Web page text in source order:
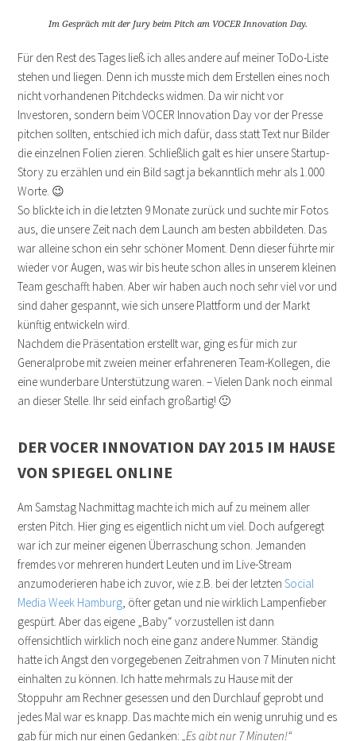
Im Gespräch mit der Jury beim Pitch am VOCER Innovation Day.
Für den Rest des Tages ließ ich alles andere auf meiner ToDo-Liste
stehen und liegen. Denn ich musste mich dem Erstellen eines noch
nicht vorhandenen Pitchdecks widmen. Da wir nicht vor
Investoren, sondern beim VOCER Innovation Day vor der Presse
pitchen sollten, entschied ich mich dafür, dass statt Text nur Bilder
die einzelnen Folien zieren. Schließlich galt es hier unsere Startup-
Story zu erzählen und ein Bild sagt ja bekanntlich mehr als 1.000
Worte. 😉
So blickte ich in die letzten 9 Monate zurück und suchte mir Fotos
aus, die unsere Zeit nach dem Launch am besten abbildeten. Das
war alleine schon ein sehr schöner Moment. Denn dieser führte mir
wieder vor Augen, was wir bis heute schon alles in unserem kleinen
Team geschafft haben. Aber wir haben auch noch sehr viel vor und
sind daher gespannt, wie sich unsere Plattform und der Markt
künftig entwickeln wird.
Nachdem die Präsentation erstellt war, ging es für mich zur
Generalprobe mit zweien meiner erfahreneren Team-Kollegen, die
eine wunderbare Unterstützung waren. – Vielen Dank noch einmal
an dieser Stelle. Ihr seid einfach großartig! 🙂
DER VOCER INNOVATION DAY 2015 IM HAUSE
VON SPIEGEL ONLINE
Am Samstag Nachmittag machte ich mich auf zu meinem aller
ersten Pitch. Hier ging es eigentlich nicht um viel. Doch aufgeregt
war ich zur meiner eigenen Überraschung schon. Jemanden
fremdes vor mehreren hundert Leuten und im Live-Stream
anzumoderieren habe ich zuvor, wie z.B. bei der letztenSocial
Media Week Hamburg, öfter getan und nie wirklich Lampenfieber
gespürt. Aber das eigene „Baby“ vorzustellen ist dann
offensichtlich wirklich noch eine ganz andere Nummer. Ständig
hatte ich Angst den vorgegebenen Zeitrahmen von 7 Minuten nicht
einhalten zu können. Ich hatte mehrmals zu Hause mit der
Stoppuhr am Rechner gesessen und den Durchlauf geprobt und
jedes Mal war es knapp. Das machte mich ein wenig unruhig und es
gab für mich nur einen Gedanken:„Es gibt nur 7 Minuten!“